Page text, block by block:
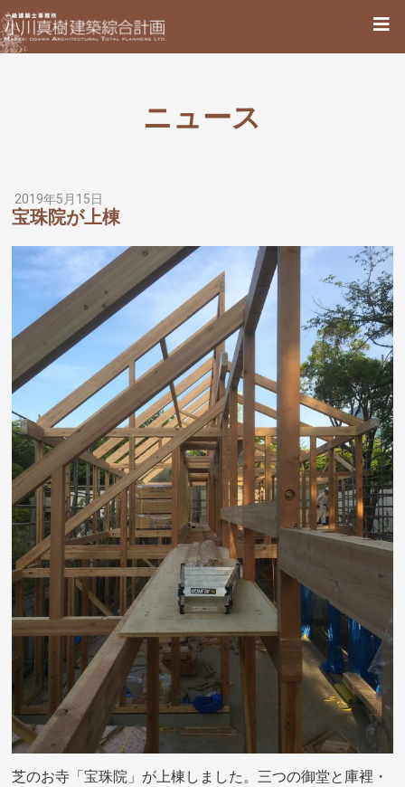
ニュース
2019年5月15日
宝珠院が上棟
芝のお寺「宝珠院」が上棟しました。三つの御堂と庫裡・